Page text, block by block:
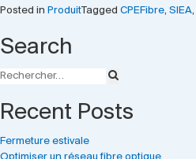
Posted in ProduitTagged CPEFibre, SIEA,
Search
Recent Posts
Fermeture estivale